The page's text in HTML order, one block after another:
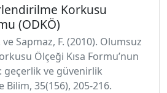
Korkusu
(ODKÖ)
Sapmaz, F. (2010). Olumsuz
Ölçeği Kısa Formu’nun
geçerlik ve güvenirlik
Bilim, 35(156), 205-216.